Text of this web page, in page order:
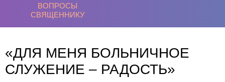
ВОПРОСЫ
СВЯЩЕННИКУ
«ДЛЯ МЕНЯ БОЛЬНИЧНОЕ
СЛУЖЕНИЕ – РАДОСТЬ»